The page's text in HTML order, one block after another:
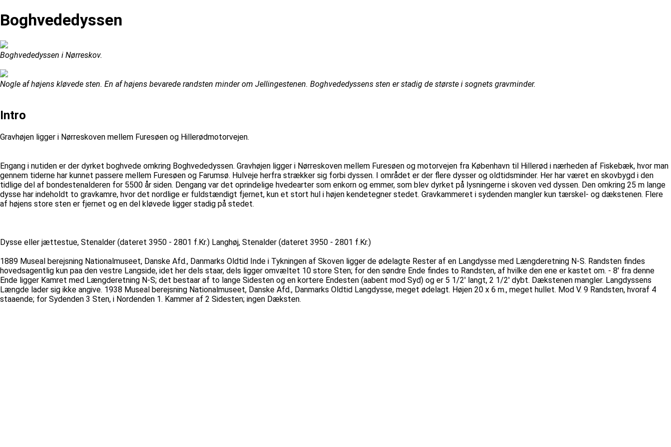
Boghvededyssen
Boghvededyssen i Nørreskov.
Nogle af højens kløvede sten. En af højens bevarede randsten minder om Jellingestenen. Boghvededyssens sten er stadig de største i sognets gravminder.
Intro
Gravhøjen ligger i Nørreskoven mellem Furesøen og Hillerødmotorvejen.
Engang i nutiden er der dyrket boghvede omkring Boghvededyssen. Gravhøjen ligger i Nørreskoven mellem Furesøen og motorvejen fra København til Hillerød i nærheden af Fiskebæk, hvor man
gennem tiderne har kunnet passere mellem Furesøen og Farumsø. Hulveje herfra strækker sig forbi dyssen. I området er der flere dysser og oldtidsminder. Her har været en skovbygd i den
tidlige del af bondestenalderen for 5500 år siden. Dengang var det oprindelige hvedearter som enkorn og emmer, som blev dyrket på lysningerne i skoven ved dyssen. Den omkring 25 m lange
dysse har indeholdt to gravkamre, hvor det nordlige er fuldstændigt fjernet, kun et stort hul i højen kendetegner stedet. Gravkammeret i sydenden mangler kun tærskel- og dækstenen. Flere
af højens store sten er fjernet og en del kløvede ligger stadig på stedet.
Dysse eller jættestue, Stenalder (dateret 3950 - 2801 f.Kr.) Langhøj, Stenalder (dateret 3950 - 2801 f.Kr.)
1889 Museal berejsning Nationalmuseet, Danske Afd., Danmarks Oldtid Inde i Tykningen af Skoven ligger de ødelagte Rester af en Langdysse med Længderetning N-S. Randsten findes
hovedsagentlig kun paa den vestre Langside, idet her dels staar, dels ligger omvæltet 10 store Sten; for den søndre Ende findes to Randsten, af hvilke den ene er kastet om. - 8' fra denne
Ende ligger Kamret med Længderetning N-S; det bestaar af to lange Sidesten og en kortere Endesten (aabent mod Syd) og er 5 1/2' langt, 2 1/2' dybt. Dækstenen mangler. Langdyssens
Længde lader sig ikke angive. 1938 Museal berejsning Nationalmuseet, Danske Afd., Danmarks Oldtid Langdysse, meget ødelagt. Højen 20 x 6 m., meget hullet. Mod V. 9 Randsten, hvoraf 4
staaende; for Sydenden 3 Sten, i Nordenden 1. Kammer af 2 Sidesten; ingen Dæksten.